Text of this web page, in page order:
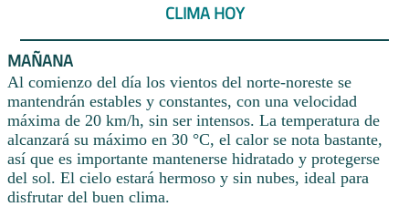
CLIMA HOY
MAÑANA
Al comienzo del día los vientos del norte-noreste se
mantendrán estables y constantes, con una velocidad
máxima de 20 km/h, sin ser intensos. La temperatura de
alcanzará su máximo en 30 °C, el calor se nota bastante,
así que es importante mantenerse hidratado y protegerse
del sol. El cielo estará hermoso y sin nubes, ideal para
disfrutar del buen clima.